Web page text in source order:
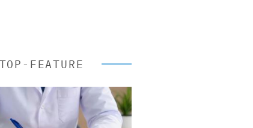
TOP-FEATURE